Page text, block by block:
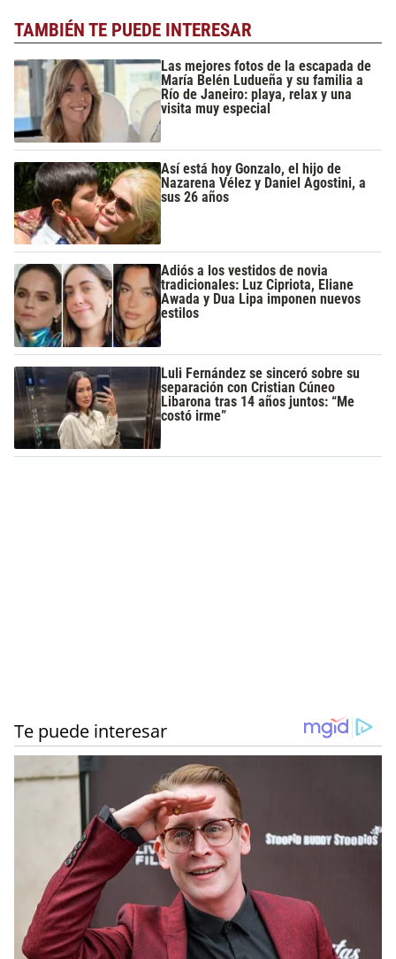
TAMBIÉN TE PUEDE INTERESAR
Las mejores fotos de la escapada de
María Belén Ludueña y su familia a
Río de Janeiro: playa, relax y una
visita muy especial
Así está hoy Gonzalo, el hijo de
Nazarena Vélez y Daniel Agostini, a
sus 26 años
Adiós a los vestidos de novia
tradicionales: Luz Cipriota, Eliane
Awada y Dua Lipa imponen nuevos
estilos
Luli Fernández se sinceró sobre su
separación con Cristian Cúneo
Libarona tras 14 años juntos: “Me
costó irme”